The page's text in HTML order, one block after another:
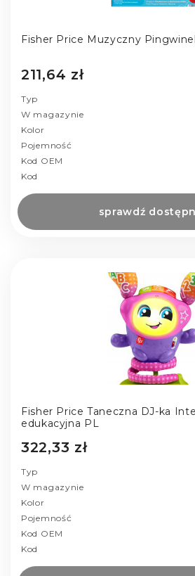
Fisher Price Muzyczny
211,64 zł
Typ
W magazynie
Kolor
Pojemność
Kod OEM
Kod
sprawdź
Fisher Price Taneczna DJ-ka
edukacyjna PL
322,33 zł
Typ
W magazynie
Kolor
Pojemność
Kod OEM
Kod